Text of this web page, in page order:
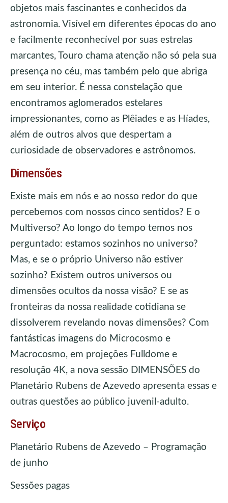
objetos mais fascinantes e conhecidos da
astronomia. Visível em diferentes épocas do ano
e facilmente reconhecível por suas estrelas
marcantes, Touro chama atenção não só pela sua
presença no céu, mas também pelo que abriga
em seu interior. É nessa constelação que
encontramos aglomerados estelares
impressionantes, como as Plêiades e as Híades,
além de outros alvos que despertam a
curiosidade de observadores e astrônomos.
Dimensões
Existe mais em nós e ao nosso redor do que
percebemos com nossos cinco sentidos? E o
Multiverso? Ao longo do tempo temos nos
perguntado: estamos sozinhos no universo?
Mas, e se o próprio Universo não estiver
sozinho? Existem outros universos ou
dimensões ocultos da nossa visão? E se as
fronteiras da nossa realidade cotidiana se
dissolverem revelando novas dimensões? Com
fantásticas imagens do Microcosmo e
Macrocosmo, em projeções Fulldome e
resolução 4K, a nova sessão DIMENSÕES do
Planetário Rubens de Azevedo apresenta essas e
outras questões ao público juvenil-adulto.
Serviço
Planetário Rubens de Azevedo – Programação
de junho
Sessões pagas